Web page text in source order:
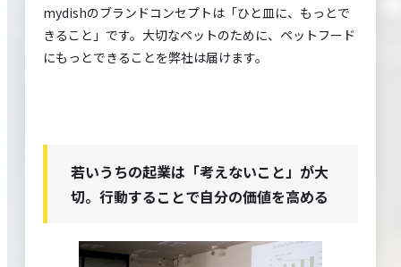
mydishのブランドコンセプトは「ひと皿に、もっとで
きること」です。大切なペットのために、ペットフード
にもっとできることを弊社は届けます。
若いうちの起業は「考えないこと」が大
切。行動することで自分の価値を高める